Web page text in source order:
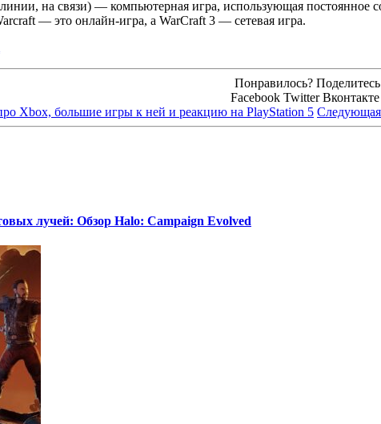
на связи) — компьютерная игра, использующая постоянное
— это онлайн-игра, а WarCraft 3 — сетевая игра.
Понравилось?
Facebook Twitter Вконтакте
Xbox, большие игры к ней и реакцию на PlayStation 5 Следующая
лучей: Обзор Halo: Campaign Evolved